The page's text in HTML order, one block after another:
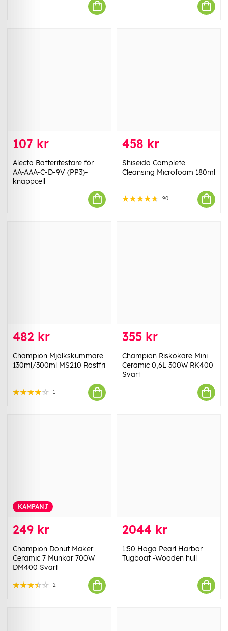
107 kr
Alecto Batteritestare för
AA-AAA-C-D-9V (PP3)-
knappcell
458 kr
Shiseido Complete
Cleansing Microfoam 180ml
90
482 kr
Champion Mjölkskummare
130ml/300ml MS210 Rostfri
1
355 kr
Champion Riskokare Mini
Ceramic 0,6L 300W RK400
Svart
KAMPANJ
249 kr
Champion Donut Maker
Ceramic 7 Munkar 700W
DM400 Svart
2
2044 kr
1:50 Hoga Pearl Harbor
Tugboat -Wooden hull